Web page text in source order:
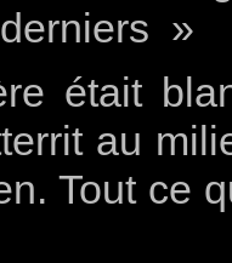
»
était
au
Tout ce